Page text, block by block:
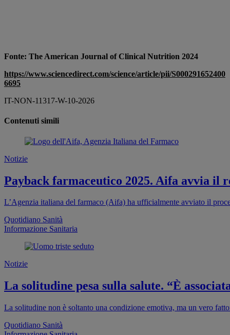
Fonte: The American Journal of Clinical Nutrition 2024
https://www.sciencedirect.com/science/article/pii/S000291652400
6695
IT-NON-11317-W-10-2026
Contenuti simili
Notizie
Payback farmaceutico 2025. Aifa avvia
L’Agenzia italiana del farmaco (Aifa) ha ufficialmente avviato il
Quotidiano Sanità
Informazione Sanitaria
Notizie
La solitudine pesa sulla salute. “È
La solitudine non è soltanto una condizione emotiva, ma un vero
Quotidiano Sanità